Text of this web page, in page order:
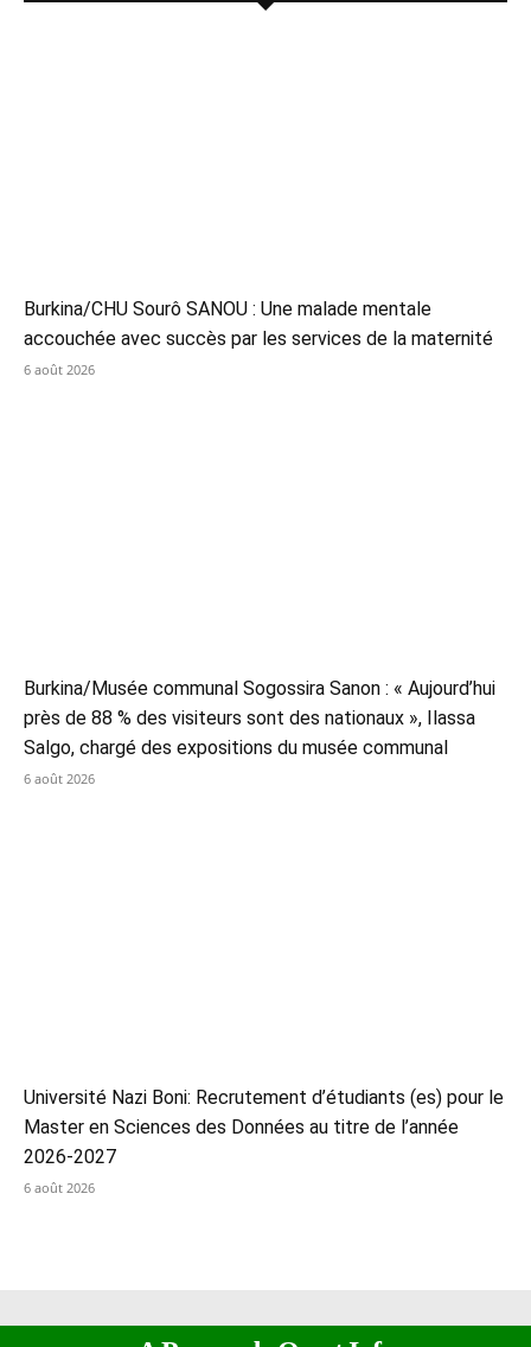
Burkina/CHU Sourô SANOU : Une malade mentale
accouchée avec succès par les services de la maternité
6 août 2026
Burkina/Musée communal Sogossira Sanon : « Aujourd’hui
près de 88 % des visiteurs sont des nationaux », Ilassa
Salgo, chargé des expositions du musée communal
6 août 2026
Université Nazi Boni: Recrutement d’étudiants (es) pour le
Master en Sciences des Données au titre de l’année
2026-2027
6 août 2026